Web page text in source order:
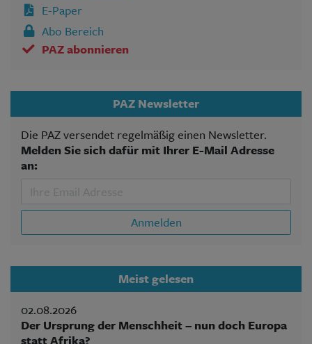
E-Paper
Abo Bereich
PAZ abonnieren
PAZ Newsletter
Die PAZ versendet regelmäßig einen Newsletter.
Melden Sie sich dafür mit Ihrer E-Mail Adresse
an:
Anmelden
Meist gelesen
02.08.2026
Der Ursprung der Menschheit – nun doch Europa
statt Afrika?